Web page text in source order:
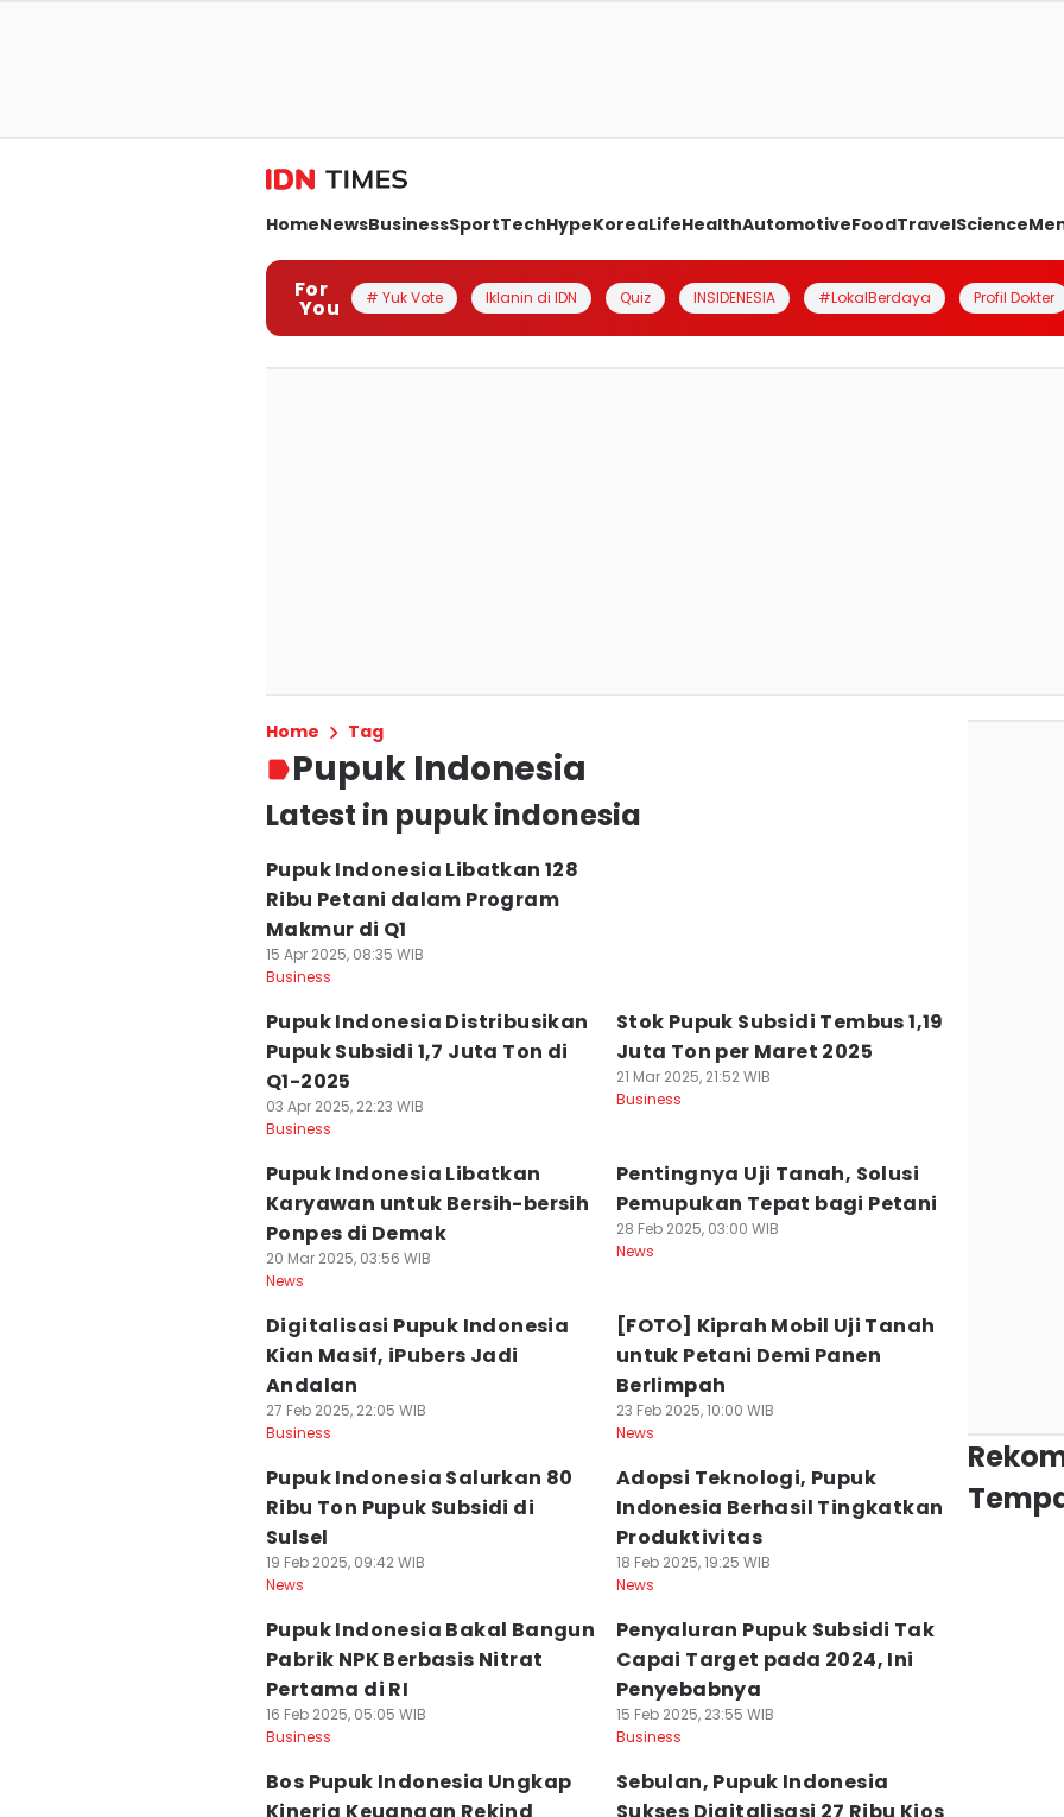
HomeNewsBusinessSportTechHypeKoreaLifeHealthAutomotiveFoodTravelScience
For
You # Yuk Vote Iklanin di IDN Quiz INSIDENESIA #LokalBerdaya Profil Dokter
Home Tag
Pupuk Indonesia
Latest in pupuk indonesia
Pupuk Indonesia Libatkan 128
Ribu Petani dalam Program
Makmur di Q1
15 Apr 2025, 08:35 WIB
Business
Pupuk Indonesia Distribusikan
Pupuk Subsidi 1,7 Juta Ton di
Q1-2025
03 Apr 2025, 22:23 WIB
Business
Stok Pupuk Subsidi Tembus 1,19
Juta Ton per Maret 2025
21 Mar 2025, 21:52 WIB
Business
Pupuk Indonesia Libatkan
Karyawan untuk Bersih-bersih
Ponpes di Demak
20 Mar 2025, 03:56 WIB
News
Pentingnya Uji Tanah, Solusi
Pemupukan Tepat bagi Petani
28 Feb 2025, 03:00 WIB
News
Digitalisasi Pupuk Indonesia
Kian Masif, iPubers Jadi
Andalan
27 Feb 2025, 22:05 WIB
Business
[FOTO] Kiprah Mobil Uji Tanah
untuk Petani Demi Panen
Berlimpah
23 Feb 2025, 10:00 WIB
News
Pupuk Indonesia Salurkan 80
Ribu Ton Pupuk Subsidi di
Sulsel
19 Feb 2025, 09:42 WIB
News
Adopsi Teknologi, Pupuk
Indonesia Berhasil Tingkatkan
Produktivitas
18 Feb 2025, 19:25 WIB
News
Pupuk Indonesia Bakal Bangun
Pabrik NPK Berbasis Nitrat
Pertama di RI
16 Feb 2025, 05:05 WIB
Business
Penyaluran Pupuk Subsidi Tak
Capai Target pada 2024, Ini
Penyebabnya
15 Feb 2025, 23:55 WIB
Business
Bos Pupuk Indonesia Ungkap
Sebulan, Pupuk Indonesia